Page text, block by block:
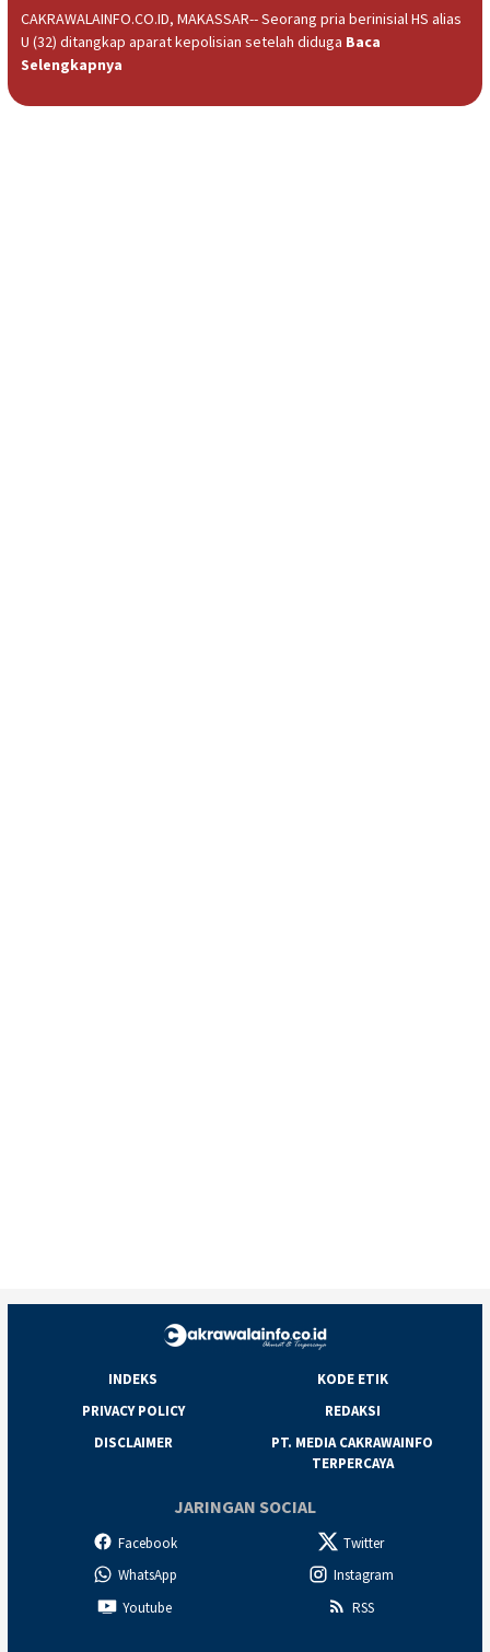
CAKRAWALAINFO.CO.ID, MAKASSAR-- Seorang pria berinisial HS alias
U (32) ditangkap aparat kepolisian setelah diduga Baca
Selengkapnya
INDEKS
KODE ETIK
PRIVACY POLICY
REDAKSI
DISCLAIMER
PT. MEDIA CAKRAWAINFO
TERPERCAYA
JARINGAN SOCIAL
Facebook
Twitter
WhatsApp
Instagram
Youtube
RSS